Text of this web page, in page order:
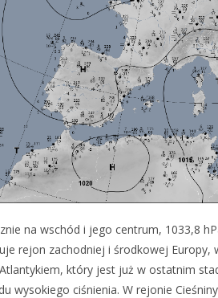
na wschód i jego centrum, 1033,8
rejon zachodniej i środkowej
Atlantykiem, który jest już w ostatnim
wysokiego ciśnienia. W rejonie